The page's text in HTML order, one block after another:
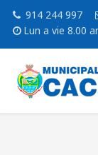
914 244 997
Lun a vie 8.00